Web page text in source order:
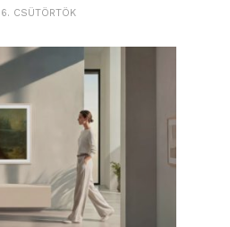
CSÜTÖRTÖK